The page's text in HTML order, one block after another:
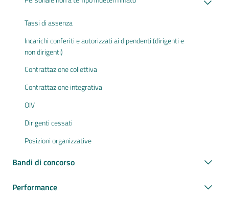
Tassi di assenza
Incarichi conferiti e autorizzati ai dipendenti (dirigenti e
non dirigenti)
Contrattazione collettiva
Contrattazione integrativa
OIV
Dirigenti cessati
Posizioni organizzative
Bandi di concorso
Performance